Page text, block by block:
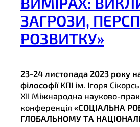
ЗАГРОЗИ,
РОЗВИТКУ»
23-24 листопада 2023 року
філософіїКПІ ім. Ігоря
ХІІ Міжнародна науково-
конференція «СОЦІАЛЬНА
ГЛОБАЛЬНОМУ ТА